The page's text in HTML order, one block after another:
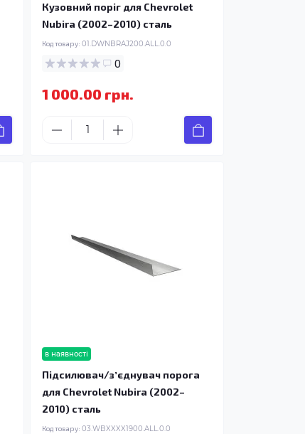
Кузовний поріг для Chevrolet
Nubira (2002–2010) сталь
Код товару: 01.DWNBRAJ200.ALL.0.0
0
1 000.00 грн.
в наявності
Підсилювач/зʼєднувач порога
для Chevrolet Nubira (2002–
2010) сталь
Код товару: 03.WBXXXX1900.ALL.0.0